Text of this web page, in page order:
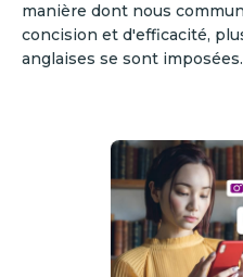
manière dont nous
concision et d'efficacité,
anglaises se sont imposées.